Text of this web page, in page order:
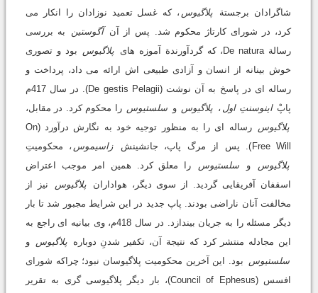
شاگرادان برجستة
پلاگیوس ، که غسل تعمید نوزادان را انکار می
کرد، در شورای کارتاژ محکوم شد. پس از آن آگوستین
به بررسی
رسالة De natura، که گردآورندة آموزه های
پلاگیوس بود و تصوری
خوش بینانه از انسان و آزادی طبیعی اش ارائه می داد، پرداخت و
رساله ای در پاسخ به آن نوشت (De gestis Pelagii). در سال 417م
پاپْ اینوسنتِ اول ، پلاگیوس و سلستیوس را محکوم کرد. در مقابل،
پلاگیوس
رساله ای را به منظور توجیه خود به نگارش درآورد (On
Free Will). پس از مرگ پاپ، جانشینش
زاسیموس ، محکومیتِ
پلاگیوس
و سلستیوس
را معلق کرد. همین امر موجب اعتراض
اسقفان آفریقایی گردید. از سوی دیگر، هواداران
پلاگیوس
نیز از
مخالفت آنان ناراضی بودند. پاپ جدید در این شرایط مجبور شد تا بار
دیگر مسئله را به جریان بیندازد. در سال 418م، وی بیانیه ای راجع به
این مجادله منتشر کرد که نتیجة آن، تکفیر شدنِ دوباره
پلاگیوس و
سلستیوس بود. این آخرین محکومیت پلاگیوسان نبود؛ چراکه شورای
افسس (Council of Ephesus)، بار دیگر پلاگیوسی گری به تقریر